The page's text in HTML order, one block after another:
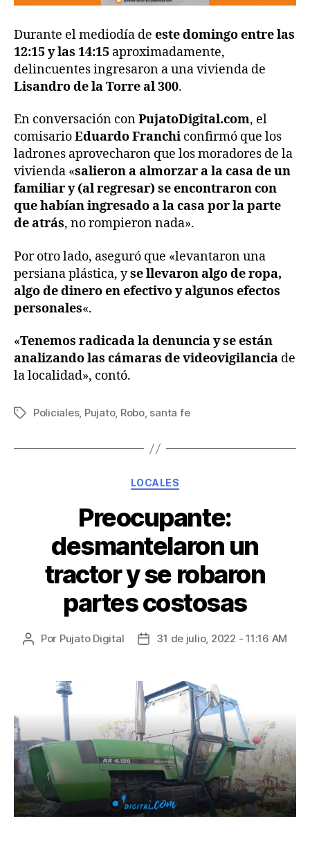
Durante el mediodía de este domingo entre las
12:15 y las 14:15 aproximadamente,
delincuentes ingresaron a una vivienda de
Lisandro de la Torre al 300.
En conversación conPujatoDigital.com, el
comisarioEduardo Franchi confirmó que los
ladrones aprovecharon que los moradores de la
vivienda «salieron a almorzar a la casa de un
familiar y (al regresar) se encontraron con
que habían ingresado a la casa por la parte
de atrás, no rompieron nada».
Por otro lado, aseguró que «levantaron una
persiana plástica, yse llevaron algo de ropa,
algo de dinero en efectivo y algunos efectos
personales«.
«Tenemos radicada la denuncia y se están
analizando las cámaras de videovigilancia de
la localidad», contó.
Policiales, Pujato, Robo, santa fe
LOCALES
Preocupante:
desmantelaron un
tractor y se robaron
partes costosas
Por Pujato Digital 31 de julio, 2022 - 11:16 AM